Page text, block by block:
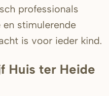
professionals
stimulerende
is voor ieder kind.
Huis ter Heide